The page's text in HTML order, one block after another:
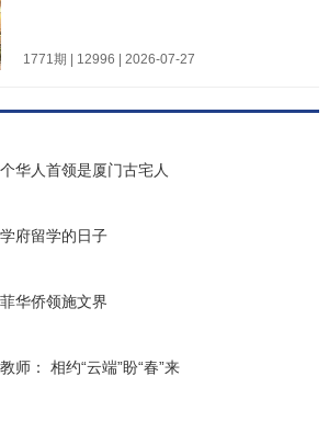
1771期 | 12996 | 2026-07-27
华人首领是厦门古宅人
府留学的日子
华侨领施文界
师： 相约“云端”盼“春”来